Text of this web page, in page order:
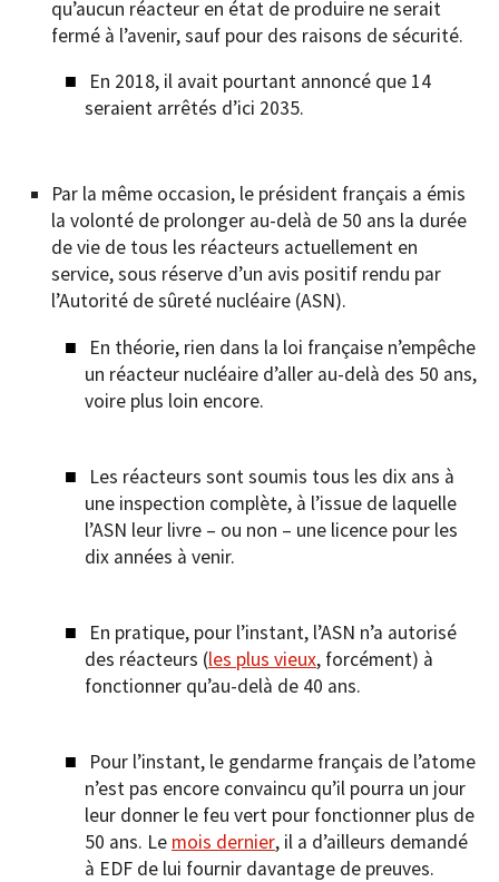
qu’aucun réacteur en état de produire ne serait
fermé à l’avenir, sauf pour des raisons de sécurité.
En 2018, il avait pourtant annoncé que 14
seraient arrêtés d’ici 2035.
Par la même occasion, le président français a émis
la volonté de prolonger au-delà de 50 ans la durée
de vie de tous les réacteurs actuellement en
service, sous réserve d’un avis positif rendu par
l’Autorité de sûreté nucléaire (ASN).
En théorie, rien dans la loi française n’empêche
un réacteur nucléaire d’aller au-delà des 50 ans,
voire plus loin encore.
Les réacteurs sont soumis tous les dix ans à
une inspection complète, à l’issue de laquelle
l’ASN leur livre – ou non – une licence pour les
dix années à venir.
En pratique, pour l’instant, l’ASN n’a autorisé
des réacteurs (les plus vieux, forcément) à
fonctionner qu’au-delà de 40 ans.
Pour l’instant, le gendarme français de l’atome
n’est pas encore convaincu qu’il pourra un jour
leur donner le feu vert pour fonctionner plus de
50 ans. Le mois dernier, il a d’ailleurs demandé
à EDF de lui fournir davantage de preuves.